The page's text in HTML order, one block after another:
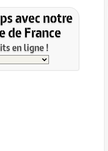
avec notre
de France
en ligne !